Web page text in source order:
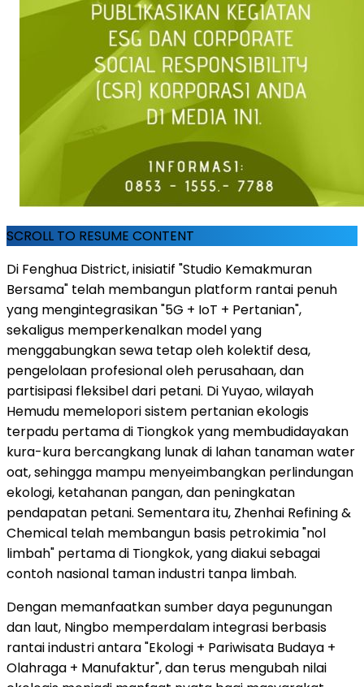
SCROLL TO RESUME CONTENT
Di Fenghua District, inisiatif "Studio Kemakmuran
Bersama" telah membangun platform rantai penuh
yang mengintegrasikan "5G + IoT + Pertanian",
sekaligus memperkenalkan model yang
menggabungkan sewa tetap oleh kolektif desa,
pengelolaan profesional oleh perusahaan, dan
partisipasi fleksibel dari petani. Di Yuyao, wilayah
Hemudu memelopori sistem pertanian ekologis
terpadu pertama di Tiongkok yang membudidayakan
kura-kura bercangkang lunak di lahan tanaman water
oat, sehingga mampu menyeimbangkan perlindungan
ekologi, ketahanan pangan, dan peningkatan
pendapatan petani. Sementara itu, Zhenhai Refining &
Chemical telah membangun basis petrokimia "nol
limbah" pertama di Tiongkok, yang diakui sebagai
contoh nasional taman industri tanpa limbah.
Dengan memanfaatkan sumber daya pegunungan
dan laut, Ningbo memperdalam integrasi berbasis
rantai industri antara "Ekologi + Pariwisata Budaya +
Olahraga + Manufaktur", dan terus mengubah nilai